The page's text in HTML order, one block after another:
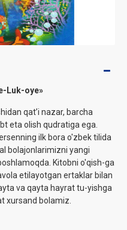
Luk-oye»
qat’i nazar, barcha
eta olish qudratiga ega.
ilk bora o'zbek tilida
bolajonlarimizni yangi
Kitobni o'qish-ga
etilayotgan ertaklar bilan
va qayta hayrat tu-yishga
xursand bolamiz.